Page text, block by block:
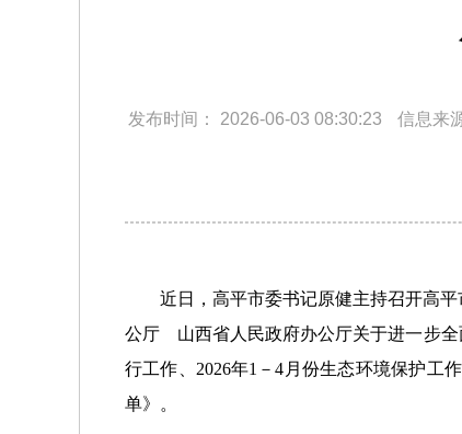
发布时间： 2026-06-03 08:30:23 信息来
近日，高平市委书记原健主持召开高
公厅 山西省人民政府办公厅关于进一步全
行工作、2026年1－4月份生态环境保护工
单》。